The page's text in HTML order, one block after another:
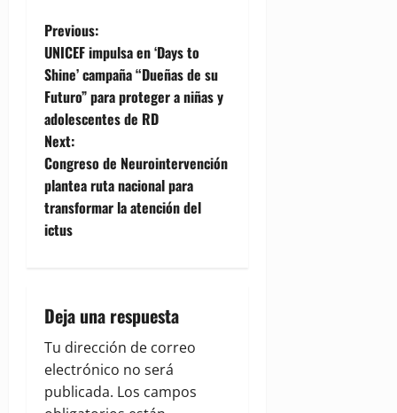
P
o
s
t
n
a
g
a
Previous:
UNICEF impulsa en ‘Days to
Shine’ campaña “Dueñas de su
Futuro” para proteger a niñas y
adolescentes de RD
Next:
Congreso de Neurointervención
plantea ruta nacional para
transformar la atención del
ictus
Deja una respuesta
Tu dirección de correo
electrónico no será
publicada. Los campos